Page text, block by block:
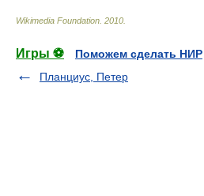
Wikimedia Foundation 2010
Игры ⚽
Поможем сделать НИР
Планциус, Петер